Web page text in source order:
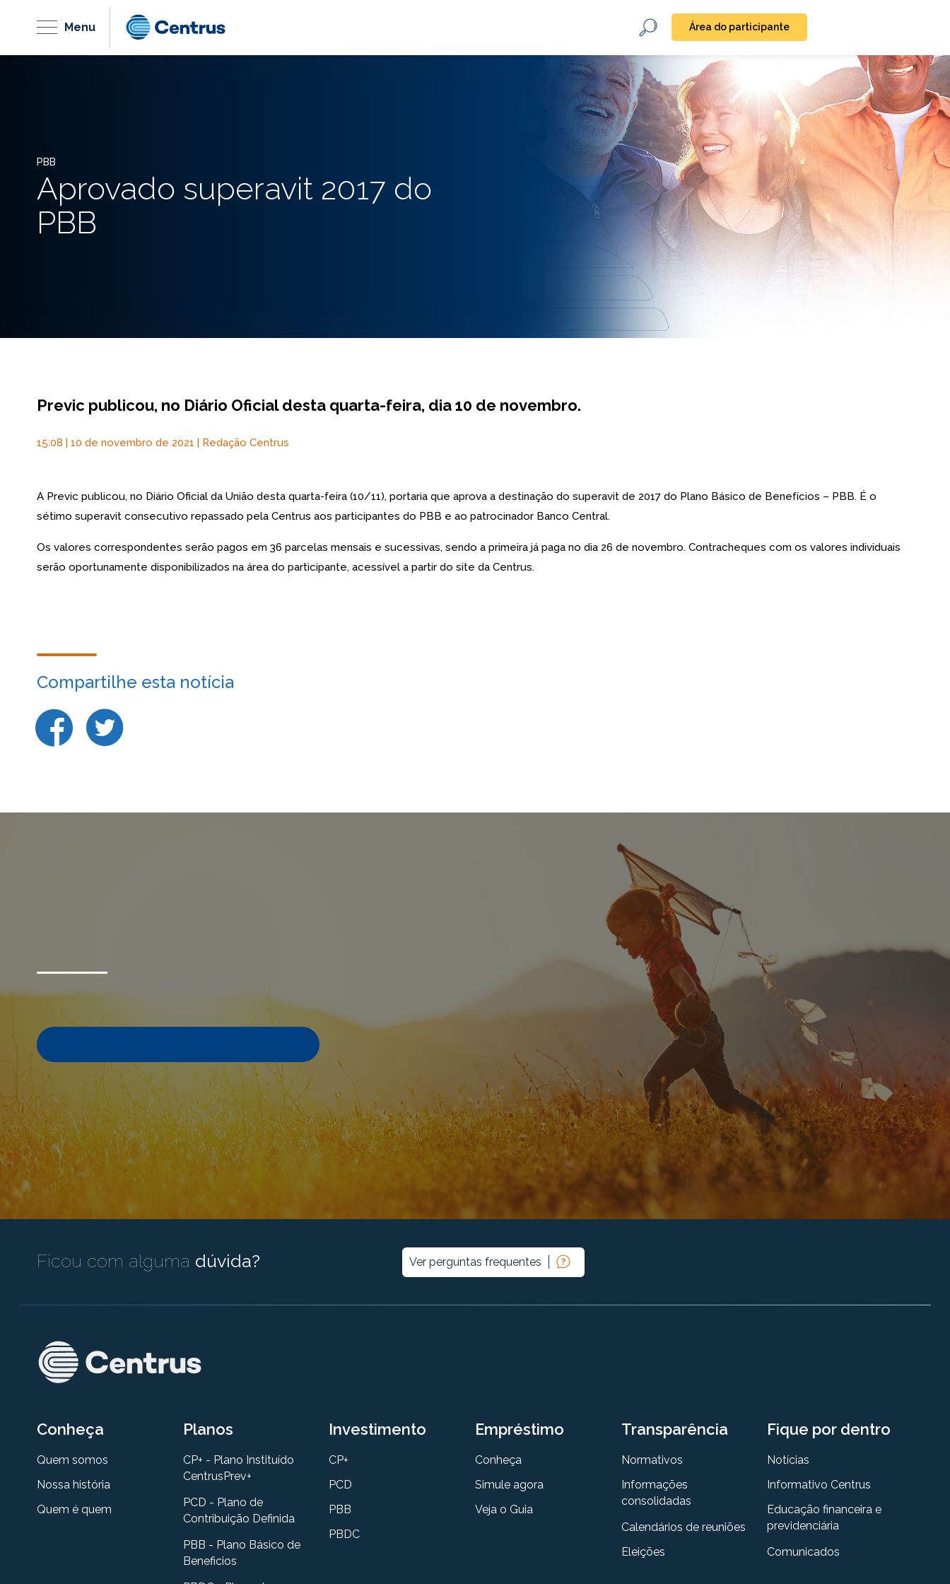
Menu Área do participante
PBB
Aprovado superavit 2017 do
PBB
Previc publicou, no Diário Oficial desta quarta-feira, dia 10 de novembro.
15:08 | 10 de novembro de 2021 | Redação Centrus
A Previc publicou, no Diário Oficial da União desta quarta-feira (10/11), portaria que aprova a destinação do superavit de 2017 do Plano Básico de Benefícios – PBB. É o
sétimo superavit consecutivo repassado pela Centrus aos participantes do PBB e ao patrocinador Banco Central.
Os valores correspondentes serão pagos em 36 parcelas mensais e sucessivas, sendo a primeira já paga no dia 26 de novembro. Contracheques com os valores individuais
serão oportunamente disponibilizados na área do participante, acessível a partir do site da Centrus.
Compartilhe esta notícia
Ficou com alguma dúvida? Ver perguntas frequentes
Conheça
Quem somos
Nossa história
Quem é quem
Planos
CP+ - Plano Instituído
CentrusPrev+
PCD - Plano de
Contribuição Definida
PBB - Plano Básico de
Beneficios
Investimento
CP+
PCD
PBB
PBDC
Empréstimo
Conheça
Simule agora
Veja o Guia
Transparência
Normativos
Informações
consolidadas
Calendários de reuniões
Eleições
Fique por dentro
Notícias
Informativo Centrus
Educação financeira e
previdenciária
Comunicados